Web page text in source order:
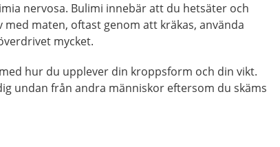
nervosa. Bulimi innebär att du hetsäter och
maten, oftast genom att kräkas, använda
mycket.
hur du upplever din kroppsform och din vikt.
undan från andra människor eftersom du skäms